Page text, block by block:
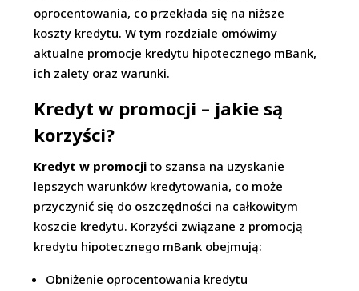
oprocentowania, co przekłada się na niższe
koszty kredytu. W tym rozdziale omówimy
aktualne promocje kredytu hipotecznego mBank,
ich zalety oraz warunki.
Kredyt w promocji – jakie są
korzyści?
Kredyt w promocji to szansa na uzyskanie
lepszych warunków kredytowania, co może
przyczynić się do oszczędności na całkowitym
koszcie kredytu. Korzyści związane z promocją
kredytu hipotecznego mBank obejmują:
Obniżenie oprocentowania kredytu